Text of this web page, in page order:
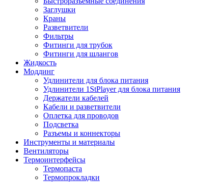
Заглушки
Краны
Разветвители
Фильтры
Фитинги для трубок
Фитинги для шлангов
Жидкость
Моддинг
Удлинители для блока питания
Удлинители 1StPlayer для блока питания
Держатели кабелей
Кабели и разветвители
Оплетка для проводов
Подсветка
Разъемы и коннекторы
Инструменты и материалы
Вентиляторы
Термоинтерфейсы
Термопаста
Термопрокладки